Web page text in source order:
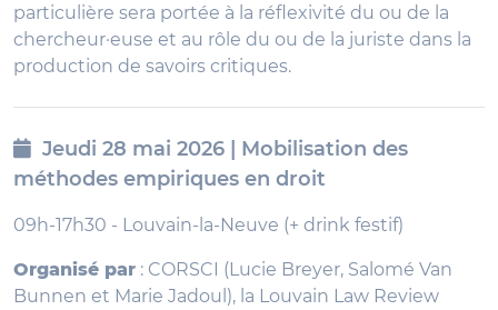
particulière sera portée à la réflexivité du ou de la
chercheur·euse et au rôle du ou de la juriste dans la
production de savoirs critiques.
Jeudi 28 mai 2026 | Mobilisation des
méthodes empiriques en droit
09h-17h30 - Louvain-la-Neuve (+ drink festif)
Organisé par : CORSCI (Lucie Breyer, Salomé Van
Bunnen et Marie Jadoul), la Louvain Law Review